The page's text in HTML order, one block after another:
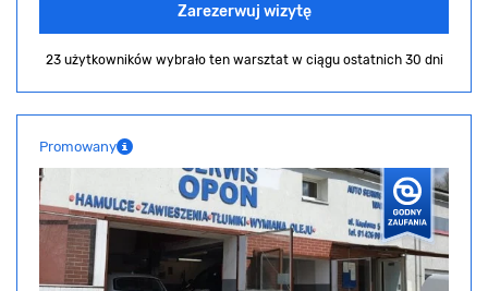
Zarezerwuj wizytę
23 użytkowników wybrało ten warsztat w ciągu ostatnich 30 dni
Promowany